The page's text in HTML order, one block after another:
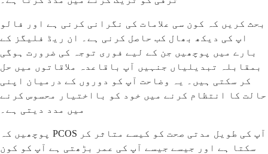
بحث کریں کہ کون سی علامات کی نگرانی کرنی ہے اور فالو
اپ کی دیکھ بھال کب حاصل کرنی ہے۔ ان ریڈ فلیگز کے
بارے میں پوچھیں جن کے لیے فوری توجہ کی ضرورت ہوگی
بمقابلہ تبدیلیاں جنہیں آپ باقاعدہ ملاقاتوں میں حل
کر سکتی ہیں۔ یہ وضاحت آپ کو دوروں کے درمیان اپنی
حالت کا انتظام کرنے میں خود کو بااختیار محسوس کرنے
میں مدد دیتی ہے۔
پوچھیں کہ PCOS آپ کی طویل مدتی صحت کو کیسے متاثر کر
سکتا ہے اور جیسے جیسے آپ کی عمر بڑھتی ہے آپ کو کون